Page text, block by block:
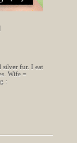
silver fur. I eat
Wife =
: